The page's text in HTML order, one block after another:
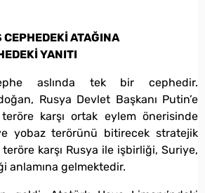
CEPHEDEKİ ATAĞINA
YANITI
aslında tek bir cephedir.
Rusya Devlet Başkanı Putin’e
teröre karşı ortak eylem önerisinde
yobaz terörünü bitirecek stratejik
karşı Rusya ile işbirliği, Suriye,
anlamına gelmektedir.